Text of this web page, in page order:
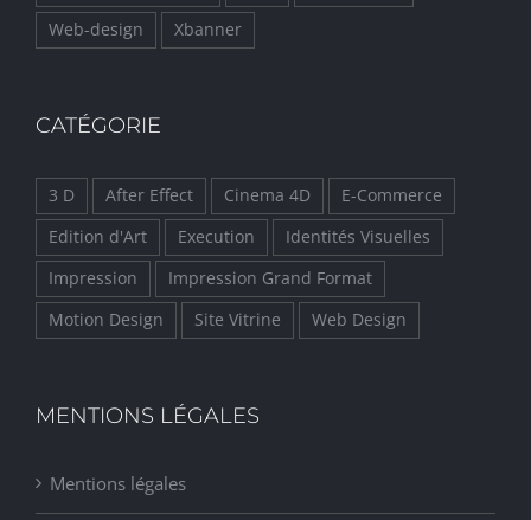
Web-design
Xbanner
CATÉGORIE
3 D After Effect Cinema 4D
E-Commerce
Edition d'Art
Execution
Identités Visuelles
Impression
Impression Grand Format
Motion Design
Site Vitrine Web Design
MENTIONS LÉGALES
Mentions légales